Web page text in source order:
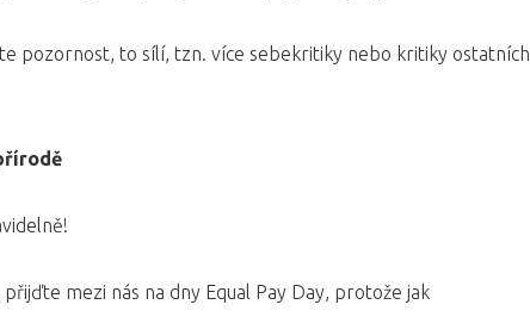
pozornost, to sílí, tzn. více sebekritiky nebo kritiky ostatních
mezi nás na dny Equal Pay Day, protože jak